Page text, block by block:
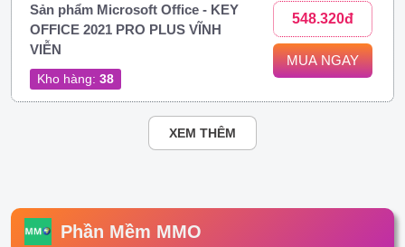
Sản phẩm Microsoft Office - KEY
OFFICE 2021 PRO PLUS VĨNH
VIỄN
Kho hàng: 38
548.320đ
MUA NGAY
XEM THÊM
Phần Mềm MMO